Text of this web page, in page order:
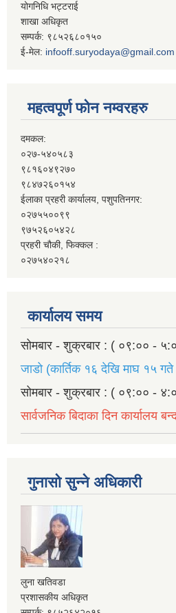
योगनिधि भट्टराई
शाखा अधिकृत
सम्पर्क: ९८५२६८०१५०
ई-मेल: infooff.suryodaya@gmail.com
महत्वपूर्ण फोन नम्वरहरु
दमकल:
०२७-५४०५८३
९८१६०४९२७०
९८४७२६०१५४
ईलाका प्रहरी कार्यालय, पशुपतिनगर:
०२७५५००९९
९७५२६०५४२८
प्रहरी चौकी, फिक्कल :
०२७५४०२१८
कार्यालय समय
सोमबार - शुक्रबार : ( ०९:०० -
जाडो (कार्तिक १६ देखि माघ १५
सोमबार - शुक्रबार : ( ०९:०० -
सार्वजनिक बिदाका दिन कार्यालय
गुनासो सुन्ने अधिकारी
लुना खतिवडा
प्रशासकीय अधिकृत